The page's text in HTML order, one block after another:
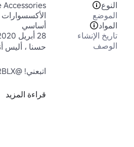
النوع
Accessories
الموضع
الأكسسوارات
المواد
أساسي
تاريخ الإنشاء
28 أبريل 2020
الوصف
هل تحب
قراءة المزيد